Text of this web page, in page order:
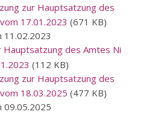
zur Hauptsatzung des
17.01.2023 (671 KB)
Hauptsatzung des Amtes Ni
(112 KB)
zur Hauptsatzung des
18.03.2025 (477 KB)
09.05.2025